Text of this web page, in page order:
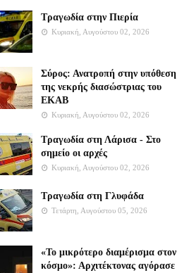
Τραγωδία στην Πιερία
Κυριακή, Αυγούστου 02, 2026
Σύρος: Ανατροπή στην υπόθεση
της νεκρής διασώστριας του
ΕΚΑΒ
Κυριακή, Αυγούστου 02, 2026
Τραγωδία στη Λάρισα - Στο
σημείο οι αρχές
Κυριακή, Αυγούστου 02, 2026
Τραγωδία στη Γλυφάδα
Τετάρτη, Αυγούστου 05, 2026
«Το μικρότερο διαμέρισμα στον
κόσμο»: Αρχιτέκτονας αγόρασε